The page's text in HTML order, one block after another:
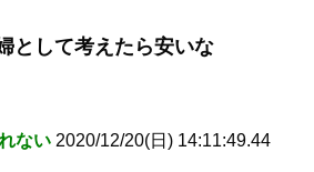
として考えたら安いな
ない 2020/12/20(日) 14:11:49.44